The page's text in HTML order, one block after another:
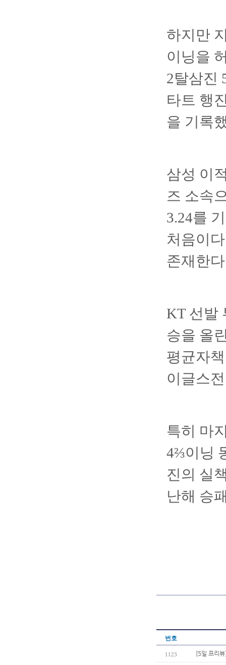
하지만
이닝을
2탈삼진
타트 행
을 기록
삼성 이
즈 소속
3.24를
처음이
존재한
KT 선발
승을 올
평균자
이글스
특히 마
4⅔이닝
진의 실
난해 승
번호
1123 [5일 프리